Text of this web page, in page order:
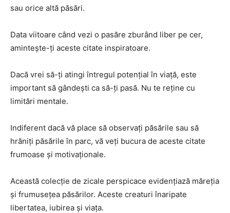
sau orice altă păsări.
Data viitoare când vezi o pasăre zburând liber pe cer,
amintește-ți aceste citate inspiratoare.
Dacă vrei să-ți atingi întregul potențial în viață, este
important să gândești ca să-ți pasă. Nu te reține cu
limitări mentale.
Indiferent dacă vă place să observați păsările sau să
hrăniți păsările în parc, vă veți bucura de aceste citate
frumoase și motivaționale.
Această colecție de zicale perspicace evidențiază măreția
și frumusețea păsărilor. Aceste creaturi înaripate
libertatea, iubirea și viața.